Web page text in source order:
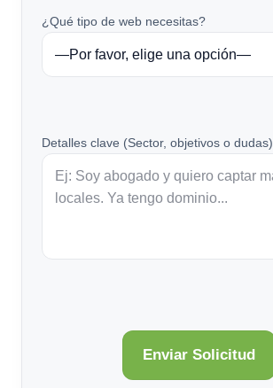
¿Qué tipo de web necesitas?
Detalles clave (Sector, objetivos o dudas)